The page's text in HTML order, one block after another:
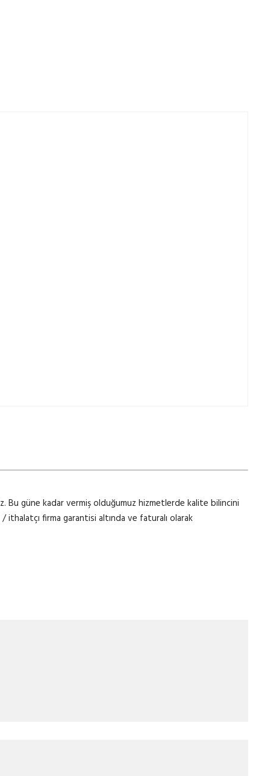
Bu güne kadar vermiş olduğumuz hizmetlerde kalite bilincini
ithalatçı firma garantisi altında ve faturalı olarak